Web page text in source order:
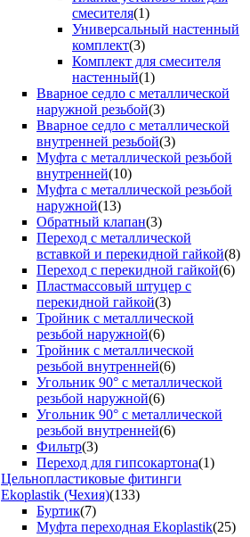
смесителя(1)
Универсальный настенный
комплект(3)
Комплект для смесителя
настенный(1)
Вварное седло с металлической
наружной резьбой(3)
Вварное седло с металлической
внутренней резьбой(3)
Муфта с металлической резьбой
внутренней(10)
Муфта с металлической резьбой
наружной(13)
Обратный клапан(3)
Переход с металлической
вставкой и перекидной гайкой(8)
Переход с перекидной гайкой(6)
Пластмассовый штуцер с
перекидной гайкой(3)
Тройник с металлической
резьбой наружной(6)
Тройник с металлической
резьбой внутренней(6)
Угольник 90° с металлической
резьбой наружной(6)
Угольник 90° с металлической
резьбой внутренней(6)
Фильтр(3)
Переход для гипсокартона(1)
Цельнопластиковые фитинги
Ekoplastik (Чехия)(133)
Буртик(7)
Муфта переходная Ekoplastik(25)